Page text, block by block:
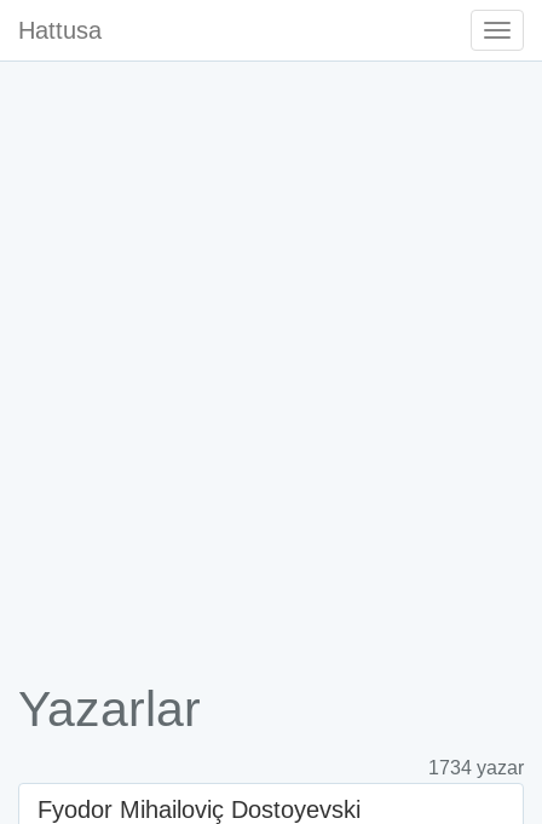
Hattusa
Yazarlar
1734 yazar
Fyodor Mihailoviç Dostoyevski